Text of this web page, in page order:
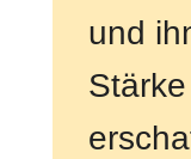
und